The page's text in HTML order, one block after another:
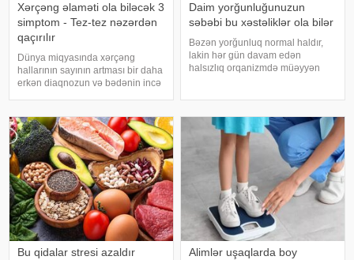
Xərçəng əlaməti ola biləcək 3
simptom - Tez-tez nəzərdən
qaçırılır
Dünya miqyasında xərçəng
hallarının sayının artması bir daha
erkən diaqnozun və bədənin incə
vurğulayır. Məşhur inancın əksinə
olaraq, xərçəng növləri həmişə
ağı
Daim yorğunluğunuzun
səbəbi bu xəstəliklər ola bilər
Bəzən yorğunluq normal haldır,
lakin hər gün davam edən
halsızlıq orqanizmdə müəyyən
qan azlığı, qalxanabənzər vəz
xəstəlikləri, şəkərl
Bu qidalar stresi azaldır
Alimlər uşaqlarda boy